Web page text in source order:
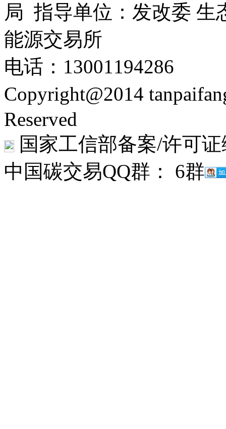
局 指导单位：发改委 生
能源交易所
电话：13001194286
Copyright@2014
Reserved
国家工信部备案/许可
中国碳交易QQ群： 6群